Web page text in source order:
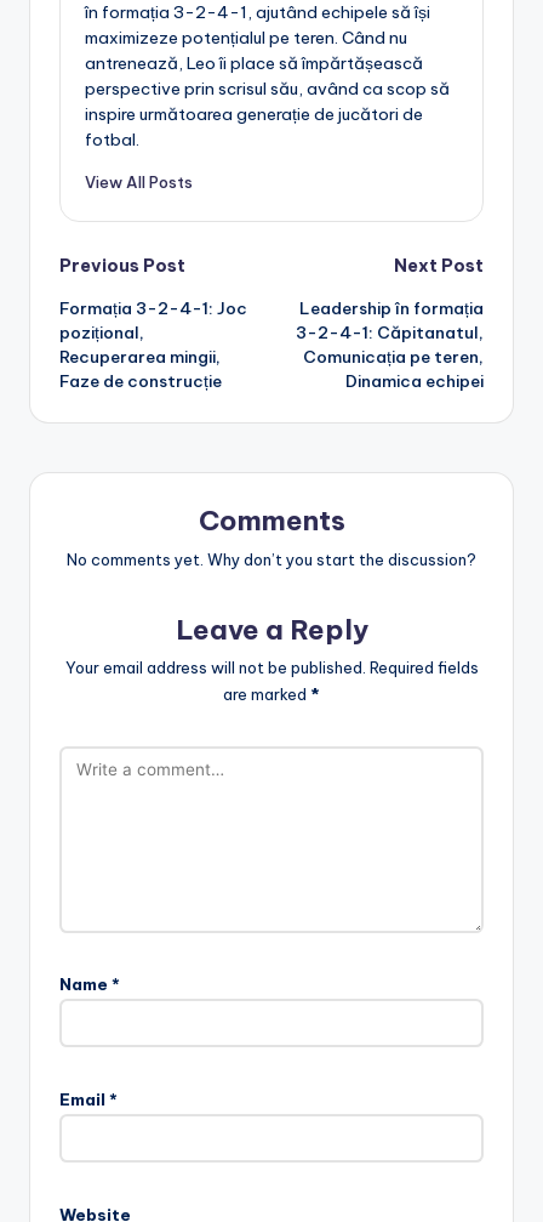
în formația 3-2-4-1, ajutând echipele să își
maximizeze potențialul pe teren. Când nu
antrenează, Leo îi place să împărtășească
perspective prin scrisul său, având ca scop să
inspire următoarea generație de jucători de
fotbal.
View All Posts
Post
navigation
Previous Post
Formația 3-2-4-1: Joc
pozițional,
Recuperarea mingii,
Faze de construcție
Next Post
Leadership în formația
3-2-4-1: Căpitanatul,
Comunicația pe teren,
Dinamica echipei
Comments
No comments yet. Why don’t you start the discussion?
Leave a Reply
Your email address will not be published. Required fields
are marked *
Name *
Email *
Website